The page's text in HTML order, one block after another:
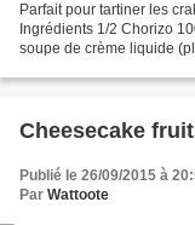
Parfait pour tartiner les
Ingrédients 1/2 Chorizo
soupe de crème liquide
Cheesecake
Publié le 26/09/2015 à
Par Wattoote